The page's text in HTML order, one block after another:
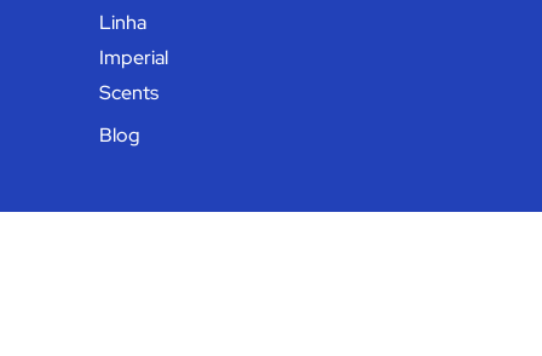
Linha
Imperial
Scents
Blog